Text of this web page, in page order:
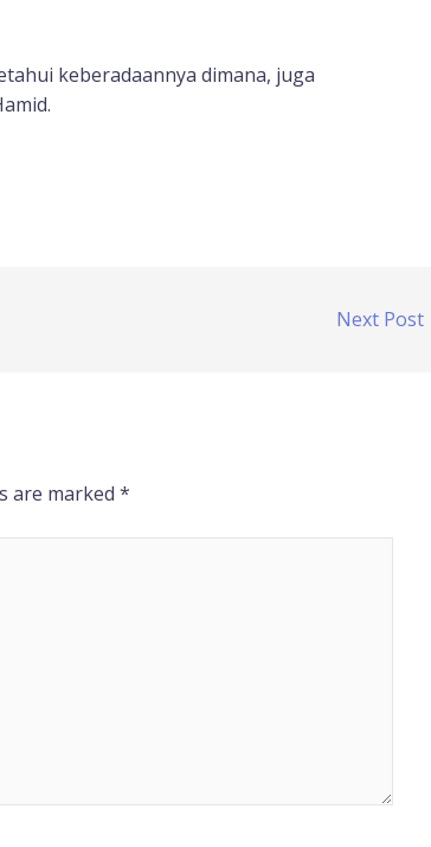
keberadaannya dimana, juga
Next Post
are marked *